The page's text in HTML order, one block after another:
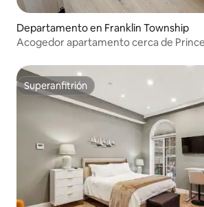
Departamento en Franklin Township
Acogedor apartamento cerca de
Superanfitrión
Superanfitrión